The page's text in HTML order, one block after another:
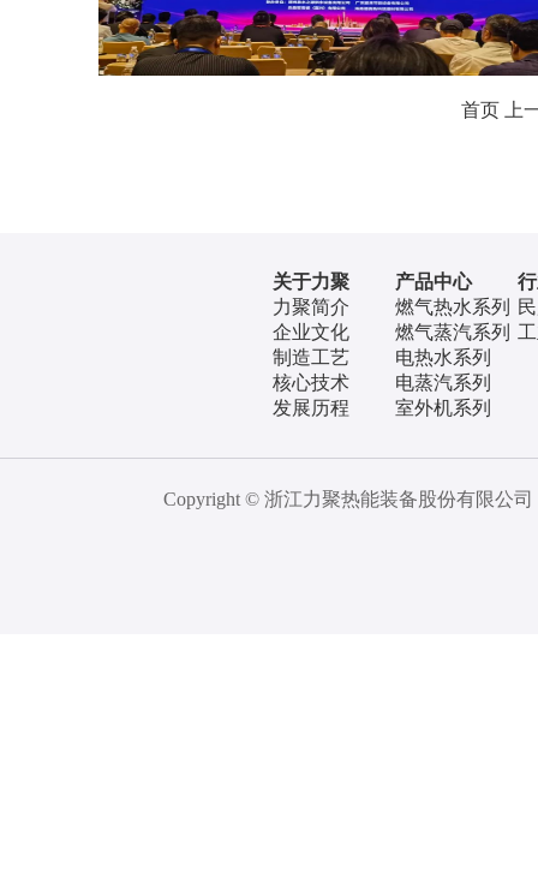
首页 上
关于力聚
力聚简介
企业文化
制造工艺
核心技术
发展历程
产品中心
燃气热水系列
燃气蒸汽系列
电热水系列
电蒸汽系列
室外机系列
Copyright © 浙江力聚热能装备股份有限公